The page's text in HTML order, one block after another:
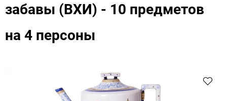
забавы (ВХИ) - 10 предметов
на 4 персоны